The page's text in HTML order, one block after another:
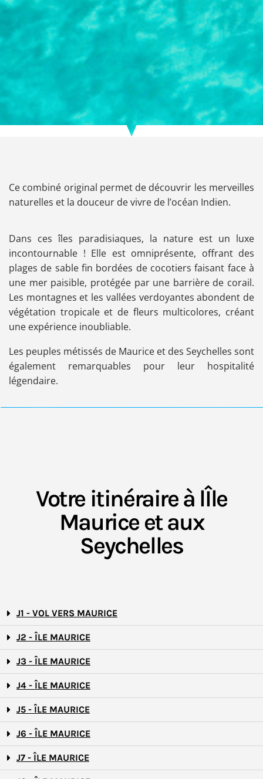
Ce combiné original permet de découvrir les merveilles
naturelles et la douceur de vivre de l’océan Indien.
Dans ces îles paradisiaques, la nature est un luxe
incontournable ! Elle est omniprésente, offrant des
plages de sable fin bordées de cocotiers faisant face à
une mer paisible, protégée par une barrière de corail.
Les montagnes et les vallées verdoyantes abondent de
végétation tropicale et de fleurs multicolores, créant
une expérience inoubliable.
Les peuples métissés de Maurice et des Seychelles sont
également remarquables pour leur hospitalité
légendaire.
Votre itinéraire à lÎle
Maurice et aux
Seychelles
J1 - VOL VERS MAURICE
J2 - ÎLE MAURICE
J3 - ÎLE MAURICE
J4 - ÎLE MAURICE
J5 - ÎLE MAURICE
J6 - ÎLE MAURICE
J7 - ÎLE MAURICE